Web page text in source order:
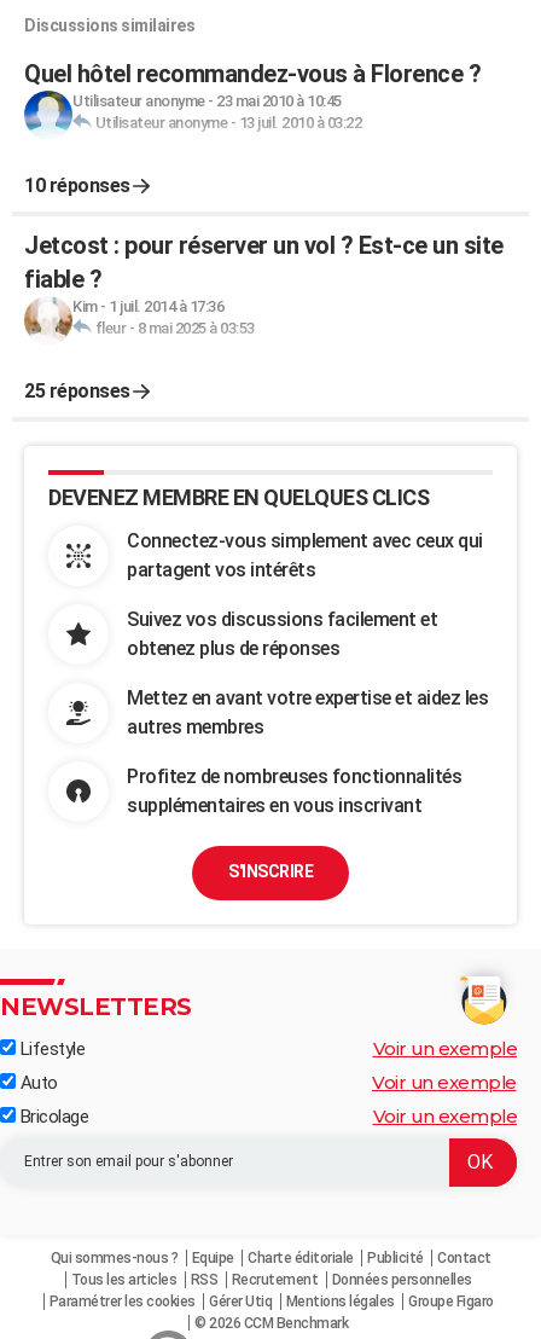
Discussions similaires
Quel hôtel recommandez-vous à Florence ?
Utilisateur anonyme- 23 mai 2010 à 10:45
Utilisateur anonyme- 13 juil. 2010 à 03:22
10 réponses
Jetcost : pour réserver un vol ? Est-ce un site
fiable ?
Kim- 1 juil. 2014 à 17:36
fleur- 8 mai 2025 à 03:53
25 réponses
DEVENEZ MEMBRE EN QUELQUES CLICS
Connectez-vous simplement avec ceux qui
partagent vos intérêts
Suivez vos discussions facilement et
obtenez plus de réponses
Mettez en avant votre expertise et aidez les
autres membres
Profitez de nombreuses fonctionnalités
supplémentaires en vous inscrivant
S'INSCRIRE
NEWSLETTERS
Lifestyle Voir un exemple
Auto Voir un exemple
Bricolage Voir un exemple
Qui sommes-nous ? Equipe Charte éditoriale Publicité
Contact
Tous les articles
RSS Recrutement
Données personnelles
Paramétrer les cookies
Gérer Utiq Mentions légales
Groupe Figaro
© 2026 CCM Benchmark